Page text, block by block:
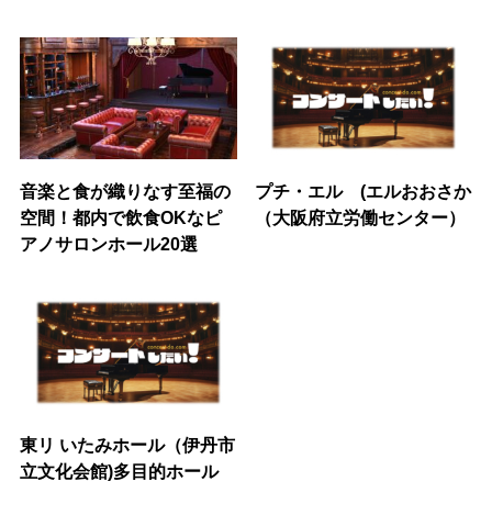
音楽と食が織りなす至福の
空間！都内で飲食OKなピ
アノサロンホール20選
プチ・エル (エルおおさか
（大阪府立労働センター）
東リ いたみホール（伊丹市
立文化会館)多目的ホール